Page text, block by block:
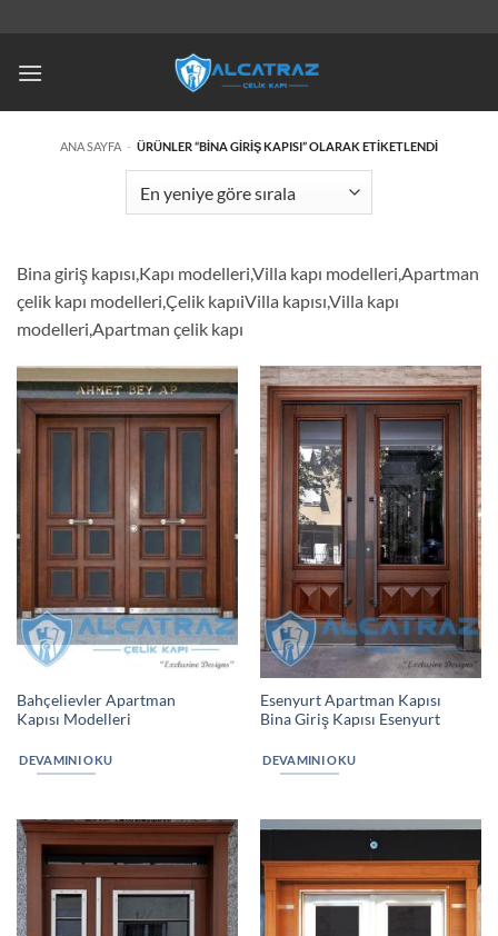
ANA SAYFA - ÜRÜNLER “BINA GIRIŞ KAPISI” OLARAK ETIKETLENDI
Bina giriş kapısı,Kapı modelleri,Villa kapı modelleri,Apartman
çelik kapı modelleri,Çelik kapıiVilla kapısı,Villa kapı
modelleri,Apartman çelik kapı
Bahçelievler Apartman
Kapısı Modelleri
DEVAMINI OKU
Esenyurt Apartman Kapısı
Bina Giriş Kapısı Esenyurt
DEVAMINI OKU